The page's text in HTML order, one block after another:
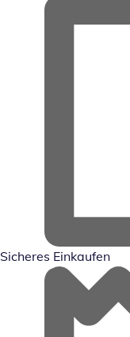
Sicheres Einkaufen